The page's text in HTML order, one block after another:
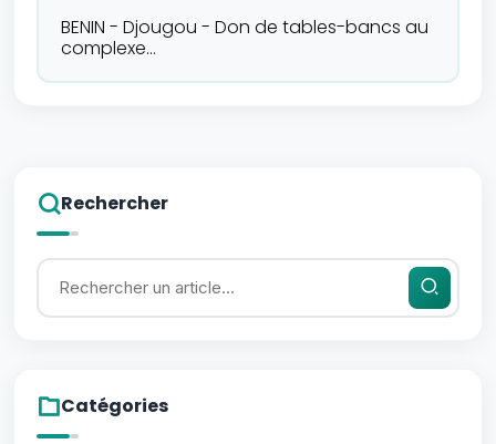
BENIN - Djougou - Don de tables-bancs au
complexe…
Rechercher
Catégories